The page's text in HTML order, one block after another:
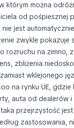
którym można
od pośpiesznej
jest
zwykle pokazuje
rozruchu na zimno,
zbliżenia
wklejonego
na rynku UE, gdzie
auta od dealerów
przejrzystość
zastosowania,